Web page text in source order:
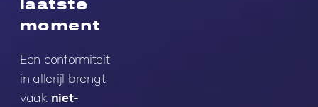
moment
Een conformiteit
in allerijl brengt
vaak niet-